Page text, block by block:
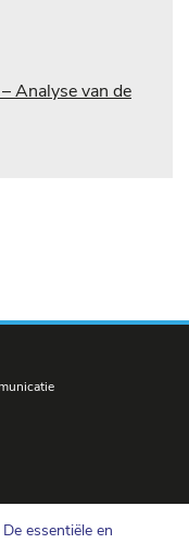
essentiële en
Analyse van de